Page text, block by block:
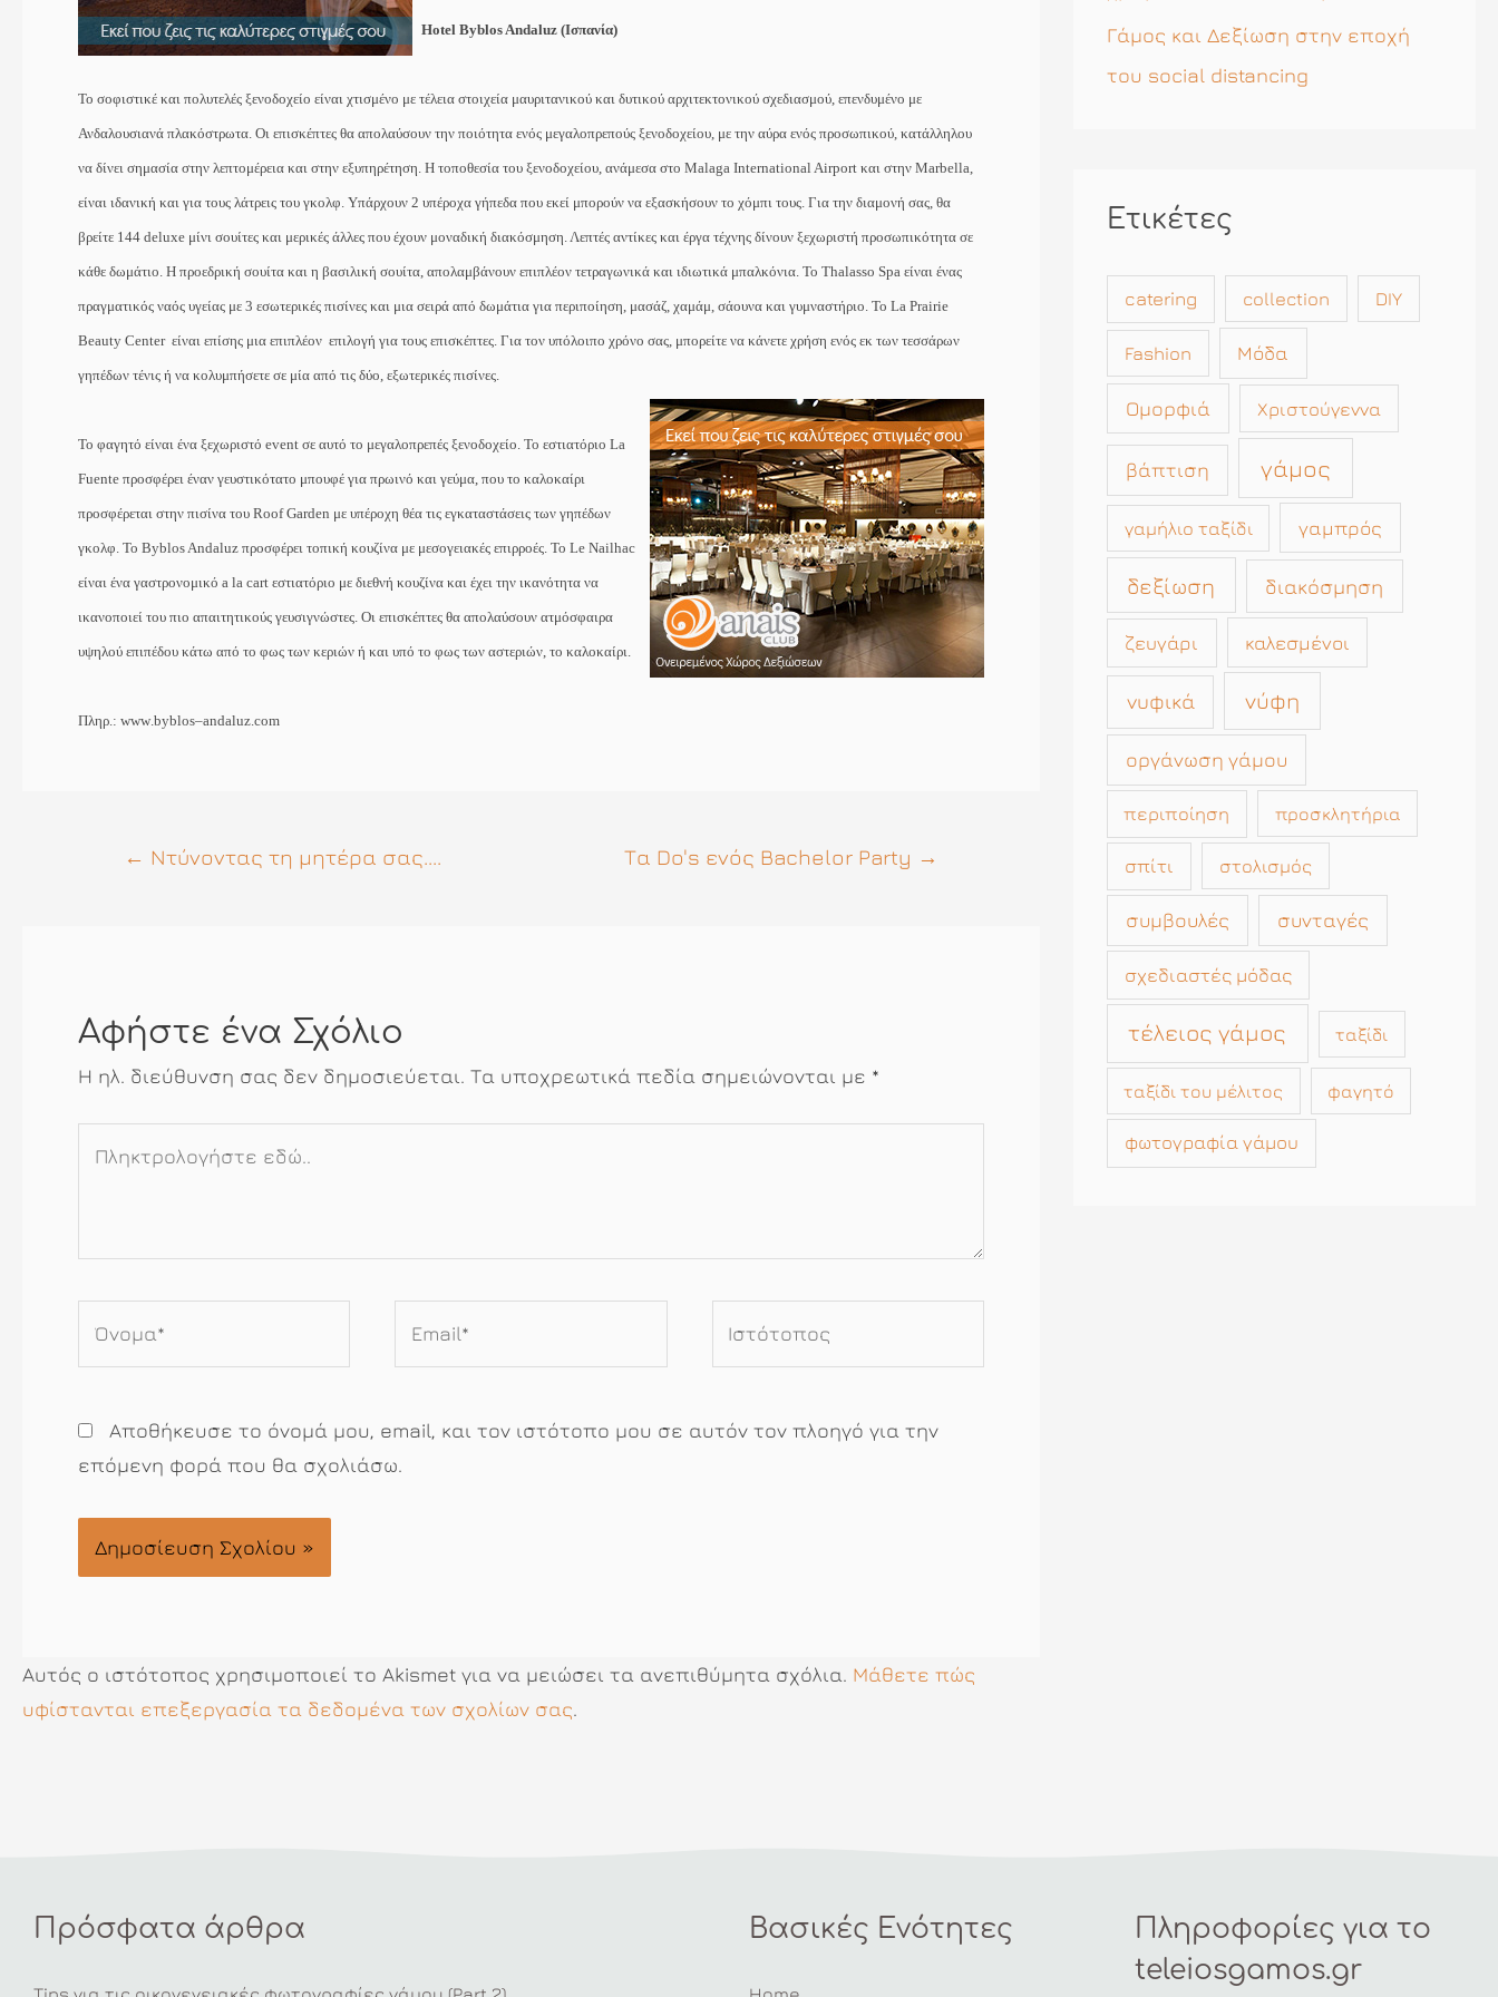
Hotel Byblos Andaluz (Ισπανία)
Το σοφιστικέ και πολυτελές ξενοδοχείο είναι χτισμένο με τέλεια στοιχεία μαυριτανικού και δυτικού αρχιτεκτονικού σχεδιασμού, επενδυμένο με
Ανδαλουσιανά πλακόστρωτα. Οι επισκέπτες θα απολαύσουν την ποιότητα ενός μεγαλοπρεπούς ξενοδοχείου, με την αύρα ενός προσωπικού, κατάλληλου
να δίνει σημασία στην λεπτομέρεια και στην εξυπηρέτηση. Η τοποθεσία του ξενοδοχείου, ανάμεσα στο Malaga International Airport και στην Marbella,
είναι ιδανική και για τους λάτρεις του γκολφ. Υπάρχουν 2 υπέροχα γήπεδα που εκεί μπορούν να εξασκήσουν το χόμπι τους. Για την διαμονή σας, θα
βρείτε 144 deluxe μίνι σουίτες και μερικές άλλες που έχουν μοναδική διακόσμηση. Λεπτές αντίκες και έργα τέχνης δίνουν ξεχωριστή προσωπικότητα σε
κάθε δωμάτιο. Η προεδρική σουίτα και η βασιλική σουίτα, απολαμβάνουν επιπλέον τετραγωνικά και ιδιωτικά μπαλκόνια. Το Thalasso Spa είναι ένας
πραγματικός ναός υγείας με 3 εσωτερικές πισίνες και μια σειρά από δωμάτια για περιποίηση, μασάζ, χαμάμ, σάουνα και γυμναστήριο. Το La Prairie
Beauty Center είναι επίσης μια επιπλέον επιλογή για τους επισκέπτες. Για τον υπόλοιπο χρόνο σας, μπορείτε να κάνετε χρήση ενός εκ των τεσσάρων
γηπέδων τένις ή να κολυμπήσετε σε μία από τις δύο, εξωτερικές πισίνες.
Το φαγητό είναι ένα ξεχωριστό event σε αυτό το μεγαλοπρεπές ξενοδοχείο. Το εστιατόριο La
Fuente προσφέρει έναν γευστικότατο μπουφέ για πρωινό και γεύμα, που το καλοκαίρι
προσφέρεται στην πισίνα του Roof Garden με υπέροχη θέα τις εγκαταστάσεις των γηπέδων
γκολφ. Το ByblosAndaluz προσφέρει τοπική κουζίνα με μεσογειακές επιρροές. Το Le Nailhac
είναι ένα γαστρονομικό a la cart εστιατόριο με διεθνή κουζίνα και έχει την ικανότητα να
ικανοποιεί του πιο απαιτητικούς γευσιγνώστες. Οι επισκέπτες θα απολαύσουν ατμόσφαιρα
υψηλού επιπέδου κάτω από το φως των κεριών ή και υπό το φως των αστεριών, το καλοκαίρι.
Πληρ.: www.byblos–andaluz.com
Πλοήγηση
← Ντύνοντας τη μητέρα σας.... Τα Do's ενός Bachelor Party →
Αφήστε ένα Σχόλιο
Η ηλ. διεύθυνση σας δεν δημοσιεύεται. Τα υποχρεωτικά πεδία σημειώνονται με *
Αποθήκευσε το όνομά μου, email, και τον ιστότοπο μου σε αυτόν τον πλοηγό για την
επόμενη φορά που θα σχολιάσω.
Αυτός ο ιστότοπος χρησιμοποιεί το Akismet για να μειώσει τα ανεπιθύμητα σχόλια. Μάθετε πώς
υφίστανται επεξεργασία τα δεδομένα των σχολίων σας.
Γάμος και Δεξίωση στην εποχή
του social distancing
Ετικέτες
catering collection DIY
Fashion Μόδα
Ομορφιά Χριστούγεννα
βάπτιση γάμος
γαμήλιο ταξίδι γαμπρός
δεξίωση διακόσμηση
ζευγάρι καλεσμένοι
νυφικά νύφη
οργάνωση γάμου
περιποίηση προσκλητήρια
σπίτι στολισμός
συμβουλές συνταγές
σχεδιαστές μόδας
τέλειος γάμος ταξίδι
ταξίδι του μέλιτος φαγητό
φωτογραφία γάμου
Πρόσφατα άρθρα Βασικές Ενότητες
Πληροφορίες για το
teleiosgamos.gr